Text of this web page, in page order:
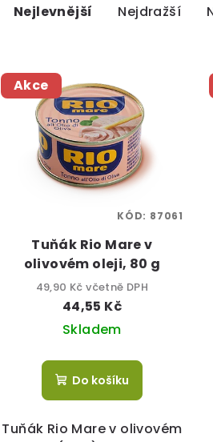
a
e
Nejlevnější Nejdražší
V
ý
Akce
Tuňák Rio Mare v
olivovém oleji, 80 g
49,90 Kč včetně DPH
44,55 Kč
Skladem
Do košíku
Tuňák Rio Mare v olivovém
KÓD: 87061